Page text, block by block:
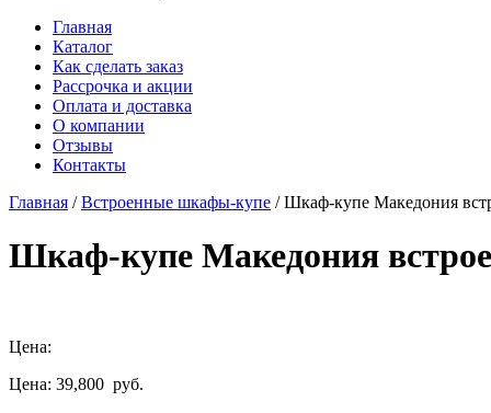
Главная
Каталог
Как сделать заказ
Рассрочка и акции
Оплата и доставка
О компании
Отзывы
Контакты
Главная /Встроенные шкафы-купе / Шкаф-купе Македония
Шкаф-купе Македония
Цена:
Цена: 39,800 руб.